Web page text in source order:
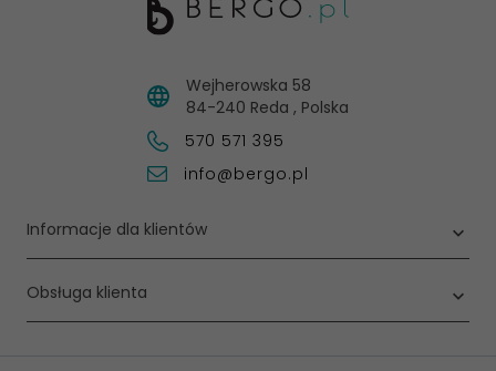
Wejherowska 58
84-240 Reda , Polska
570 571 395
info@bergo.pl
Informacje dla klientów
Obsługa klienta